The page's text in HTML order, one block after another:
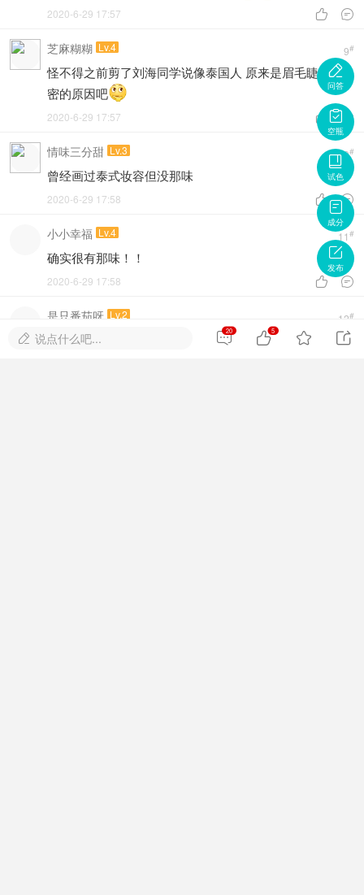
 
2020-6-29 17:57
9#
芝麻糊糊 Lv.4
怪不得之前剪了刘海同学说像泰国人 原来是眉毛睫毛浓
密的原因吧
 
2020-6-29 17:57
10#
情味三分甜 Lv.3
曾经画过泰式妆容但没那味
 
2020-6-29 17:58
11 #
小小幸福 Lv.4
确实很有那味！！
 
2020-6-29 17:58
12#
是只番茄呀 Lv.2
好看好看，这睫毛太长了叭

问答

空瓶

试色

成分

发布
 说点什么吧... 
20 5  